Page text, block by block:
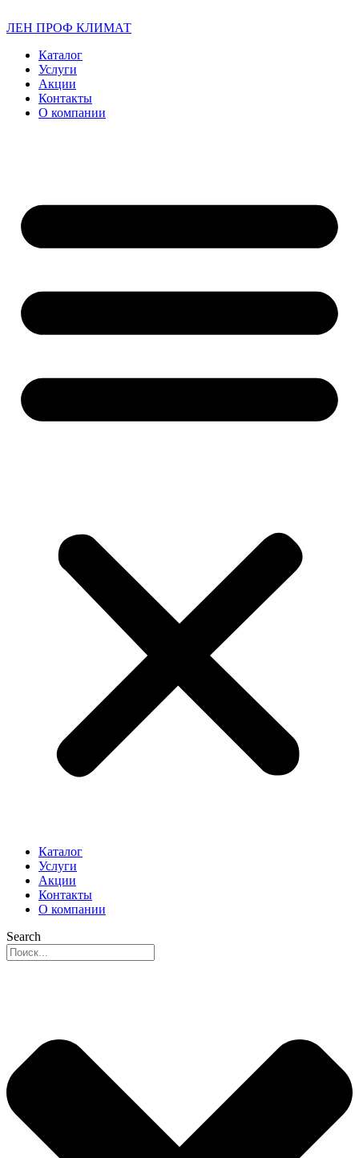
ЛЕН ПРОФ КЛИМАТ
Каталог
Услуги
Акции
Контакты
О компании
Каталог
Услуги
Акции
Контакты
О компании
Search